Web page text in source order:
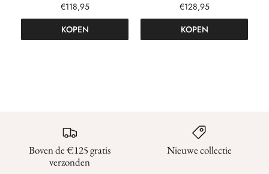
€118,95
KOPEN
€128,95
KOPEN
Boven de €125 gratis
verzonden
Nieuwe collectie